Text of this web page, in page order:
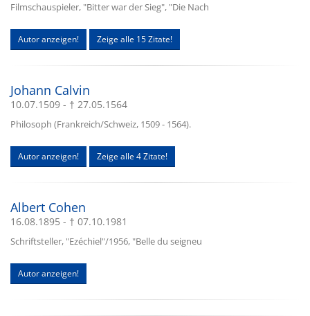
Filmschauspieler, "Bitter war der Sieg", "Die Nach
Autor anzeigen! Zeige alle 15 Zitate!
Johann Calvin
10.07.1509 - † 27.05.1564
Philosoph (Frankreich/Schweiz, 1509 - 1564).
Autor anzeigen! Zeige alle 4 Zitate!
Albert Cohen
16.08.1895 - † 07.10.1981
Schriftsteller, "Ezéchiel"/1956, "Belle du seigneu
Autor anzeigen!